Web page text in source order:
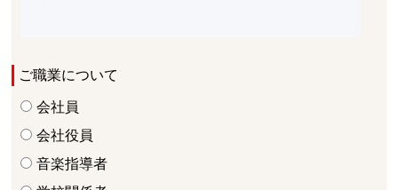
ご職業について
会社員
会社役員
音楽指導者